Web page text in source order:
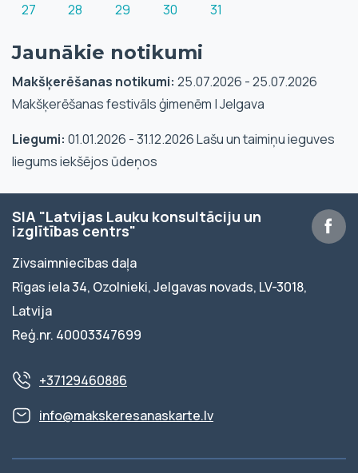
27 28 29 30 31
Jaunākie notikumi
Makšķerēšanas notikumi: 25.07.2026 - 25.07.2026
Makšķerēšanas festivāls ģimenēm | Jelgava
Liegumi: 01.01.2026 - 31.12.2026 Lašu un taimiņu ieguves
liegums iekšējos ūdeņos
SIA "Latvijas Lauku konsultāciju un
izglītības centrs"
Zivsaimniecības daļa
Rīgas iela 34, Ozolnieki, Jelgavas novads, LV-3018,
Latvija
Reģ.nr. 40003347699
+37129460886
info@makskeresanaskarte.lv